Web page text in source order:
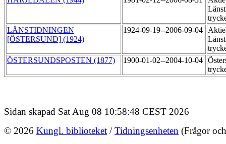
LÄNSTIDNINGEN
[ÖSTERSUND] (1924)
1924-09-19--2006-09-04
ÖSTERSUNDSPOSTEN (1877)
1900-01-02--2004-10-04
Sidan skapad Sat Aug 08 10:58:48 CEST 2026
© 2026 Kungl. biblioteket /Tidningsenheten (Frågor